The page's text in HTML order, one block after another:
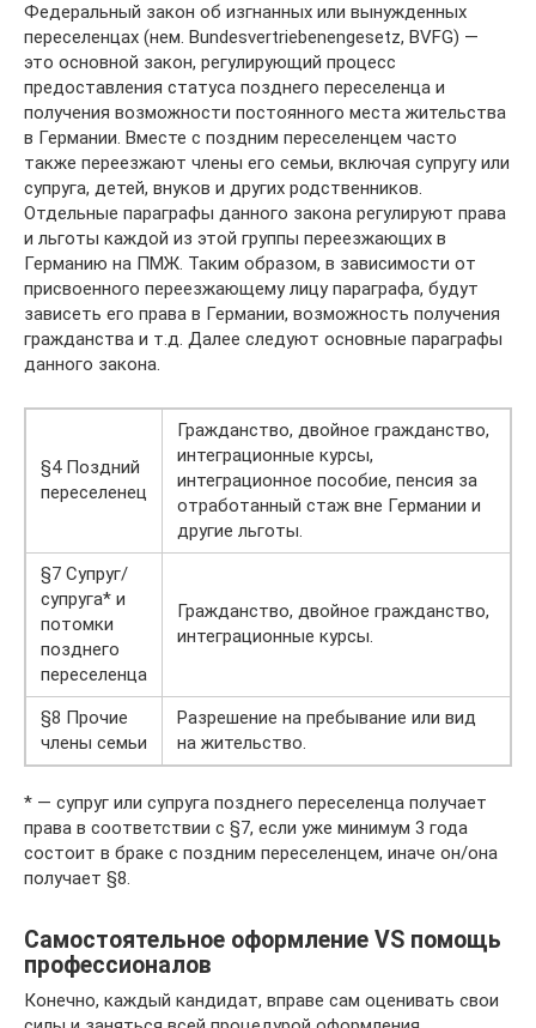
Федеральный закон об изгнанных или вынужденных
переселенцах (нем. Bundesvertriebenengesetz, BVFG) —
это основной закон, регулирующий процесс
предоставления статуса позднего переселенца и
получения возможности постоянного места жительства
в Германии. Вместе с поздним переселенцем часто
также переезжают члены его семьи, включая супругу или
супруга, детей, внуков и других родственников.
Отдельные параграфы данного закона регулируют права
и льготы каждой из этой группы переезжающих в
Германию на ПМЖ. Таким образом, в зависимости от
присвоенного переезжающему лицу параграфа, будут
зависеть его права в Германии, возможность получения
гражданства и т.д. Далее следуют основные параграфы
данного закона.
§4 Поздний
переселенец
Гражданство, двойное гражданство,
интеграционные курсы,
интеграционное пособие, пенсия за
отработанный стаж вне Германии и
другие льготы.
§7 Супруг/
супруга* и
потомки
позднего
переселенца
Гражданство, двойное гражданство,
интеграционные курсы.
§8 Прочие
члены семьи
Разрешение на пребывание или вид
на жительство.
* — супруг или супруга позднего переселенца получает
права в соответствии с §7, если уже минимум 3 года
состоит в браке с поздним переселенцем, иначе он/она
получает §8.
Самостоятельное оформление VS помощь
профессионалов
Конечно, каждый кандидат, вправе сам оценивать свои